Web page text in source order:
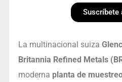
Suscríbete
La multinacional suiza
Britannia Refined Metals
moderna planta de